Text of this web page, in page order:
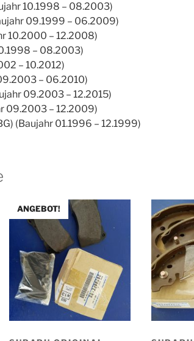
10.1998 – 08.2003)
09.1999 – 06.2009)
10.2000 – 12.2008)
– 08.2003)
– 10.2012)
– 06.2010)
09.2003 – 12.2015)
09.2003 – 12.2009)
(Baujahr 01.1996 – 12.1999)
ANGEBOT!